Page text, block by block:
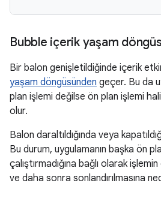
Bubble içerik yaşam
Bir balon genişletildiğinde içerik
yaşam döngüsünden geçer. Bu da
plan işlemi değilse ön plan işlemi
olur.
Balon daraltıldığında veya
Bu durum, uygulamanın başka ön
çalıştırmadığına bağlı olarak
ve daha sonra sonlandırılmasına